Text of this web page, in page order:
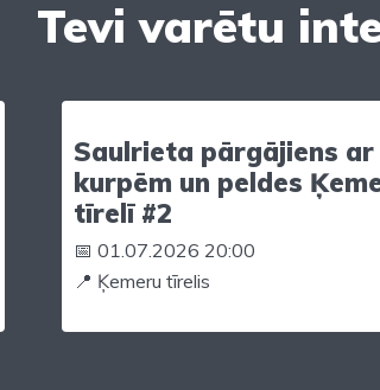
Tevi varētu
Saulrieta pārgājiens
kurpēm un peldes
tīrelī #2
📅 01.07.2026 20:00
📍 Ķemeru tīrelis